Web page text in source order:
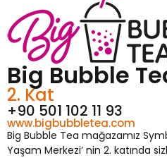
Big Bubble
2. Kat
+90 501 102 11 93
www.bigbubbletea.com
Big Bubble Tea mağazamız
Yaşam Merkezi’ nin 2. katında